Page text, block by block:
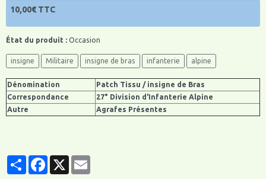
10,00€ TTC
État du produit : Occasion
insigne Militaire insigne de bras infanterie alpine
Dénomination
Patch Tissu / insigne de Bras
Correspondance
27° Division d'Infanterie Alpine
Autre
Agrafes Présentes
PartagerFacebook